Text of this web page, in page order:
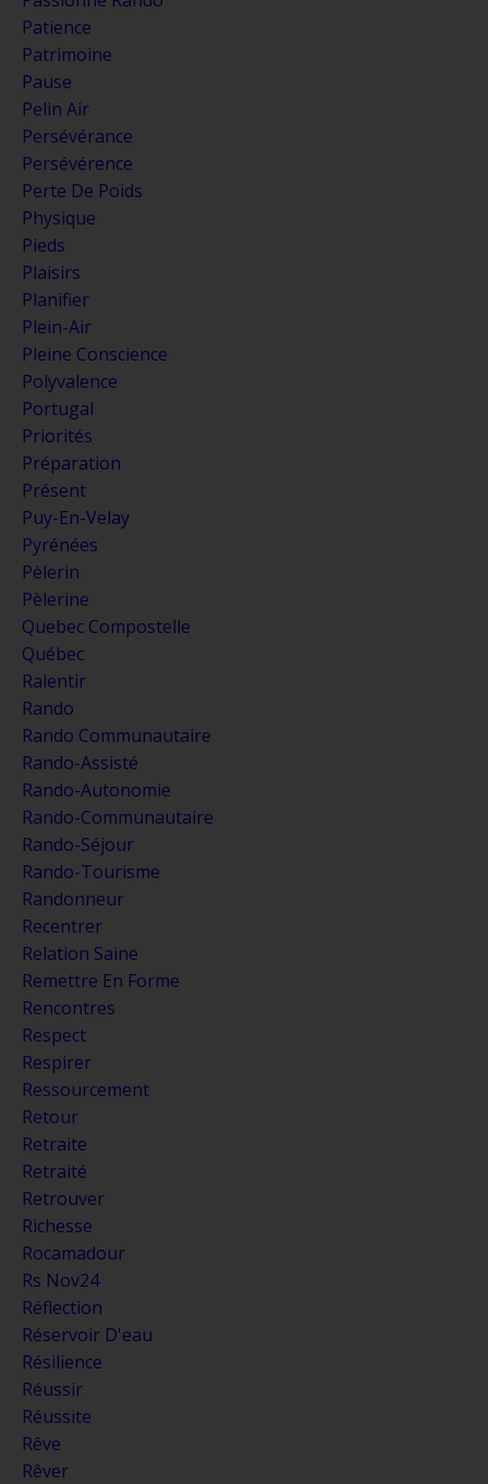
Patience
Patrimoine
Pause
Pelin Air
Persévérance
Persévérence
Perte De Poids
Physique
Pieds
Plaisirs
Planifier
Plein-Air
Pleine Conscience
Polyvalence
Portugal
Priorités
Préparation
Présent
Puy-En-Velay
Pyrénées
Pèlerin
Pèlerine
Quebec Compostelle
Québec
Ralentir
Rando
Rando Communautaire
Rando-Assisté
Rando-Autonomie
Rando-Communautaire
Rando-Séjour
Rando-Tourisme
Randonneur
Recentrer
Relation Saine
Remettre En Forme
Rencontres
Respect
Respirer
Ressourcement
Retour
Retraite
Retraité
Retrouver
Richesse
Rocamadour
Rs Nov24
Réflection
Réservoir D'eau
Résilience
Réussir
Réussite
Rêve
Rêver